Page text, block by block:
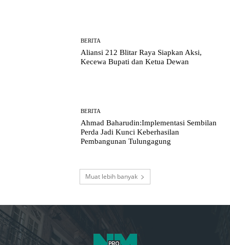
BERITA
Aliansi 212 Blitar Raya Siapkan Aksi,
Kecewa Bupati dan Ketua Dewan
BERITA
Ahmad Baharudin:Implementasi Sembilan
Perda Jadi Kunci Keberhasilan
Pembangunan Tulungagung
Muat lebih banyak